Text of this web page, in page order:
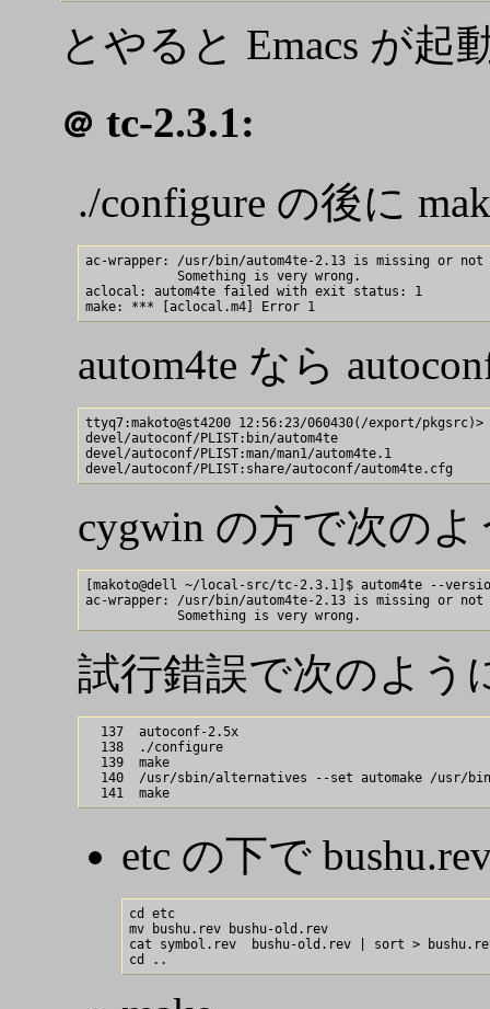
とやると Emacs が起
＠ tc-2.3.1:
./configure の後に
ac-wrapper: /usr/bin/autom4te-2.13 is missing or not
            Something is very wrong.
aclocal: autom4te failed with exit status: 1
autom4te なら
ttyq7:makoto@st4200 12:56:23/060430(/export/
devel/autoconf/PLIST:bin/autom4te
devel/autoconf/PLIST:man/man1/autom4te.1
cygwin の方で次の
[makoto@dell ~/local-src/tc-2.3.1]$ autom4te --
ac-wrapper: /usr/bin/autom4te-2.13 is missing or not
試行錯誤で次のよう
  137  autoconf-2.5x
  138  ./configure
  139  make
140  /usr/sbin/alternatives --set automake /usr/
etc の下で
cd etc
mv bushu.rev bushu-old.rev
cat symbol.rev  bushu-old.rev | sort >